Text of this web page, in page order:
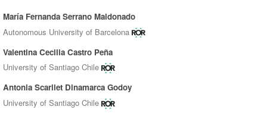
Authors
María Fernanda Serrano Maldonado
Autonomous University of Barcelona
Valentina Cecilia Castro Peña
University of Santiago Chile
Antonia Scarllet Dinamarca Godoy
University of Santiago Chile